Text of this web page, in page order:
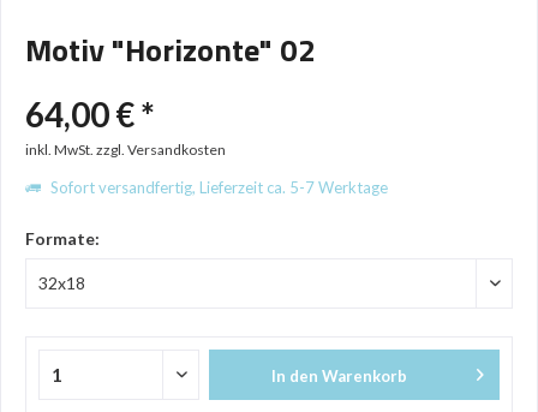
Motiv "Horizonte" 02
64,00 € *
inkl. MwSt. zzgl. Versandkosten
Sofort versandfertig, Lieferzeit ca. 5-7 Werktage
Formate:
In den Warenkorb